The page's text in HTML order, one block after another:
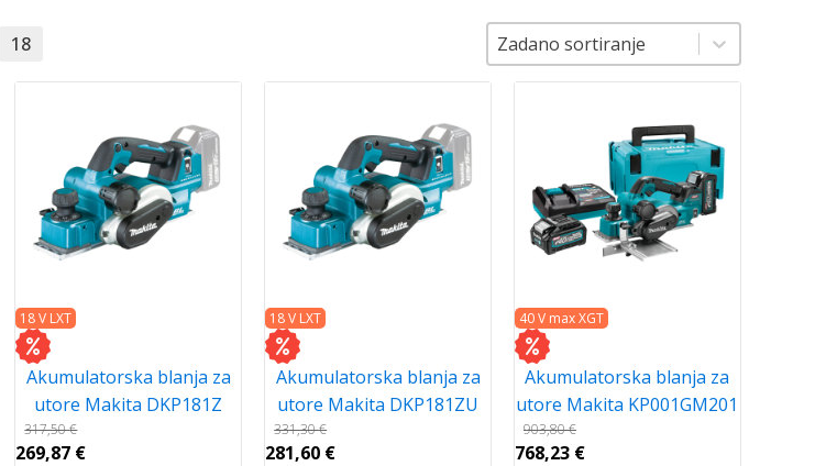
18 Sortiranje
Zadano sortiranje
Sortiranje
18 V LXT
Akumulatorska blanja za
utore Makita DKP181Z
317,50€
269,87 €
18 V LXT
Akumulatorska blanja za
utore Makita DKP181ZU
331,30€
281,60 €
40 V max XGT
Akumulatorska blanja za
utore Makita KP001GM201
903,80€
768,23 €